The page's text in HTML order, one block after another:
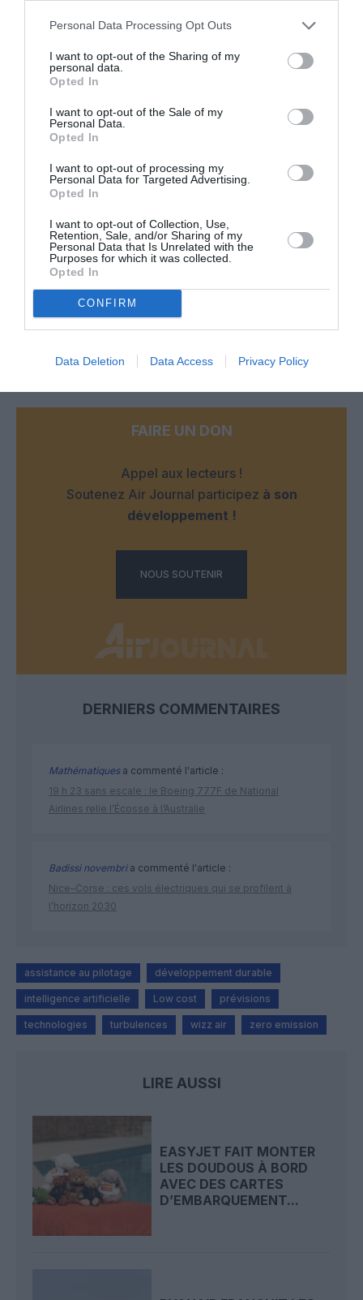
Personal Data Processing Opt Outs
I want to opt-out of the Sharing of my
personal data.
Opted In
I want to opt-out of the Sale of my
Personal Data.
Opted In
I want to opt-out of processing my
Personal Data for Targeted Advertising.
Opted In
I want to opt-out of Collection, Use,
Retention, Sale, and/or Sharing of my
Personal Data that Is Unrelated with the
Purposes for which it was collected.
Opted In
CONFIRM
Data Deletion Data Access Privacy Policy
PARTAGER L'ARTICLE
FacebookTwitterPinterestLinkedIn Print
COMMENTAIRE(S)
F-GFMDa commenté :
12 août 2025 - 14 h 08 min
Un super outils. Tout ça pour économiser 10 à 15 kg de
carburant ! Relisez vous avant de publier.
RÉPONDRE
LAISSER UN COMMENTAIRE
FAIRE UN DON
Appel aux lecteurs !
Soutenez Air Journal participez à son
développement !
NOUS SOUTENIR
DERNIERS COMMENTAIRES
Mathématiquesa commenté l'article :
19 h 23 sans escale : le Boeing 777F de National
Airlines relie l’Écosse à l’Australie
Badissi novembria commenté l'article :
Nice–Corse : ces vols électriques qui se profilent à
l’horizon 2030
assistance au pilotage développement durable
intelligence artificielle Low cost prévisions
technologies turbulences wizz air zero emission
LIRE AUSSI
EASYJET FAIT MONTER
LES DOUDOUS À BORD
AVEC DES CARTES
D’EMBARQUEMENT...